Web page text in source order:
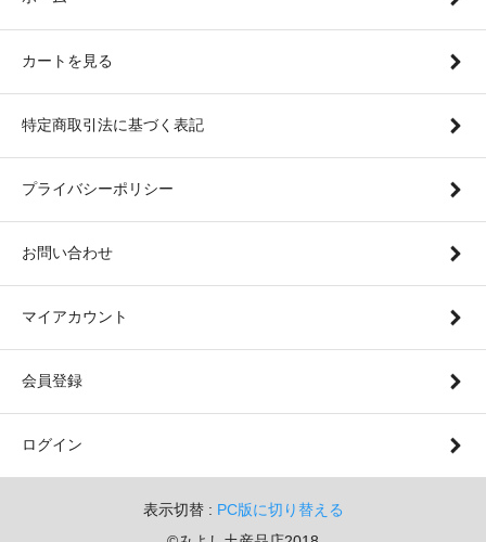
カートを見る
特定商取引法に基づく表記
プライバシーポリシー
お問い合わせ
マイアカウント
会員登録
ログイン
表示切替 : PC版に切り替える